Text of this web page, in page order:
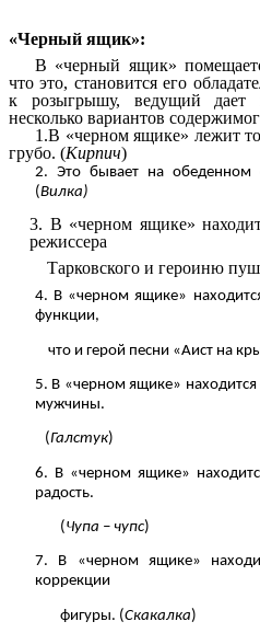
«Черный ящик»:
В «черный ящик»
что это, становится его
к розыгрышу, ведущий дает
несколько вариантов
1.В «черном ящике» лежит
грубо. (Кирпич)
2. Это бывает на обеденном
(Вилка)
3. В «черном ящике»
режиссера
Тарковского и героиню
4. В «черном ящике»
функции,
что и герой песни «Аист на
5. В «черном ящике»
мужчины.
(Галстук)
6. В «черном ящике»
радость.
( Чупа – чупс)
7. В «черном ящике»
коррекции
фигуры. (Скакалка)